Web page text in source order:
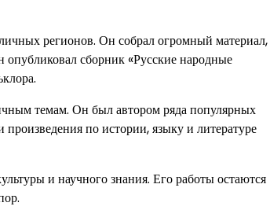
регионов. Он собрал огромный материал,
сборник «Русские народные
темам. Он был автором ряда популярных
по истории, языку и литературе
и научного знания. Его работы остаются